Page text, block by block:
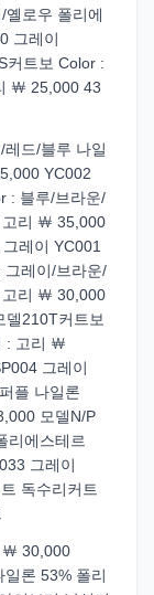
로우 폴리에
그레이
커트보 Color :
￦ 25,000 43
드/블루 나일
YC002
: 블루/브라운/
리 ￦ 35,000
레이 YC001
그레이/브라운/
리 ￦ 30,000
델210T커트보
: 고리 ￦
그레이
플 나일론
모델N/P
리에스테르
그레이
독수리커트
30,000
론 53% 폴리